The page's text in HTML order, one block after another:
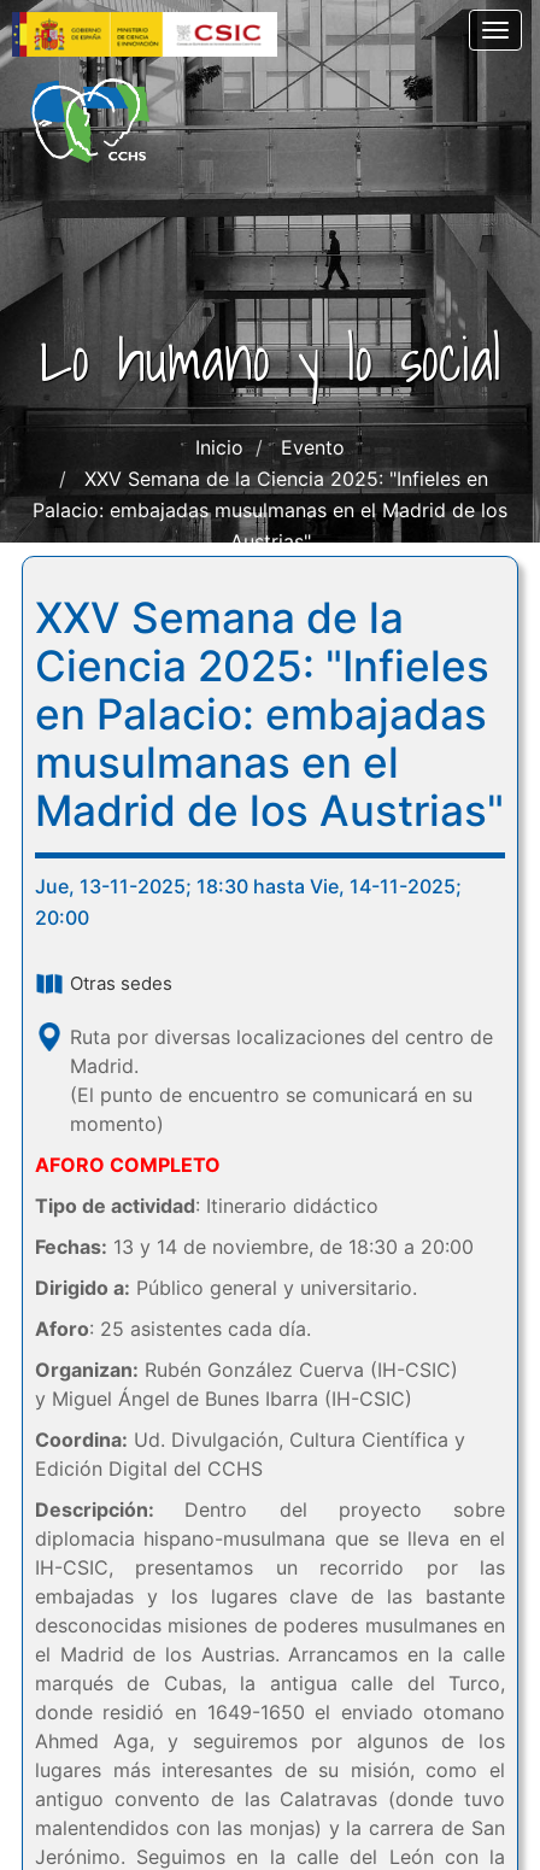
Pasar
al
contenido
principal
Lo humano y lo social
Inicio
Evento
XXV Semana de la Ciencia 2025: "Infieles en
Palacio: embajadas musulmanas en el Madrid de los
Austrias"
XXV Semana de la
Ciencia 2025: "Infieles
en Palacio: embajadas
musulmanas en el
Madrid de los Austrias"
Jue, 13-11-2025; 18:30 hasta Vie, 14-11-2025;
20:00
Otras sedes
Ruta por diversas localizaciones del centro de
Madrid.
(El punto de encuentro se comunicará en su
momento)
AFORO COMPLETO
Tipo de actividad: Itinerario didáctico
Fechas: 13 y 14 de noviembre, de 18:30 a 20:00
Dirigido a: Público general y universitario.
Aforo: 25 asistentes cada día.
Organizan: Rubén González Cuerva (IH-CSIC)
y Miguel Ángel de Bunes Ibarra (IH-CSIC)
Coordina: Ud. Divulgación, Cultura Científica y
Edición Digital del CCHS
Descripción: Dentro del proyecto sobre
diplomacia hispano-musulmana que se lleva en el
IH-CSIC, presentamos un recorrido por las
embajadas y los lugares clave de las bastante
desconocidas misiones de poderes musulmanes en
el Madrid de los Austrias. Arrancamos en la calle
marqués de Cubas, la antigua calle del Turco,
donde residió en 1649-1650 el enviado otomano
Ahmed Aga, y seguiremos por algunos de los
lugares más interesantes de su misión, como el
antiguo convento de las Calatravas (donde tuvo
malentendidos con las monjas) y la carrera de San
Jerónimo. Seguimos en la calle del León con la